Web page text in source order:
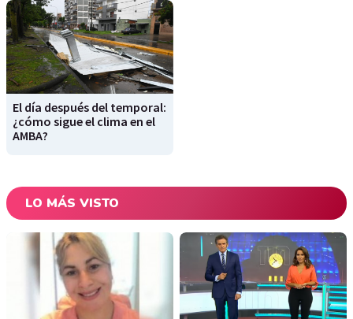
El día después del temporal:
¿cómo sigue el clima en el
AMBA?
LO MÁS VISTO